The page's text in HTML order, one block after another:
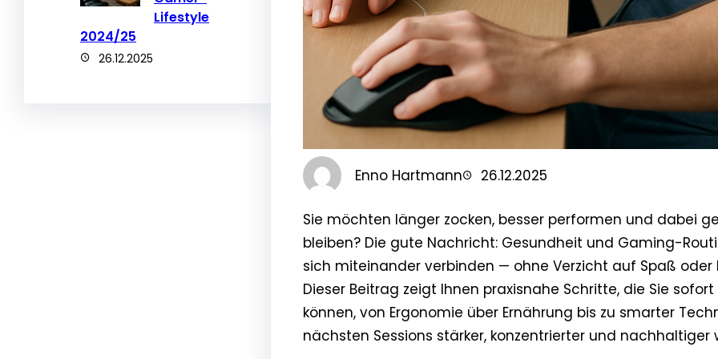
Lifestyle
2024/25
26.12.2025
Enno Hartmann 26.12.2025
Sie möchten länger zocken, besser performen und dabei
bleiben? Die gute Nachricht: Gesundheit und Gaming-
sich miteinander verbinden — ohne Verzicht auf Spaß oder
Dieser Beitrag zeigt Ihnen praxisnahe Schritte, die Sie
können, von Ergonomie über Ernährung bis zu smarter
nächsten Sessions stärker, konzentrierter und nachhaltiger